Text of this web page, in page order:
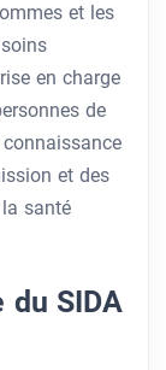
et les
en charge
de
et des
santé
du SIDA